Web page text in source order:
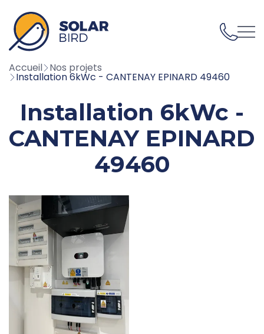
02 59 43 05 70
Accueil Nos projets
Installation 6kWc - CANTENAY EPINARD 49460
Installation 6kWc -
CANTENAY EPINARD
49460